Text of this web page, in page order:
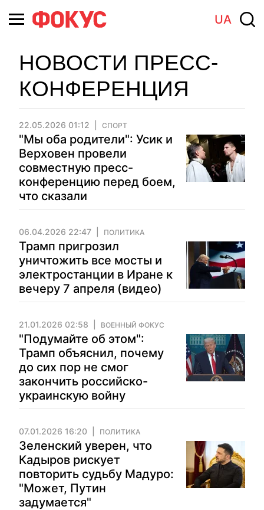
UA
НОВОСТИ ПРЕСС-
КОНФЕРЕНЦИЯ
22.05.2026 01:12 СПОРТ
"Мы оба родители": Усик и
Верховен провели
совместную пресс-
конференцию перед боем,
что сказали
06.04.2026 22:47 ПОЛИТИКА
Трамп пригрозил
уничтожить все мосты и
электростанции в Иране к
вечеру 7 апреля (видео)
21.01.2026 02:58 ВОЕННЫЙ ФОКУС
"Подумайте об этом":
Трамп объяснил, почему
до сих пор не смог
закончить российско-
украинскую войну
07.01.2026 16:20 ПОЛИТИКА
Зеленский уверен, что
Кадыров рискует
повторить судьбу Мадуро:
"Может, Путин
задумается"